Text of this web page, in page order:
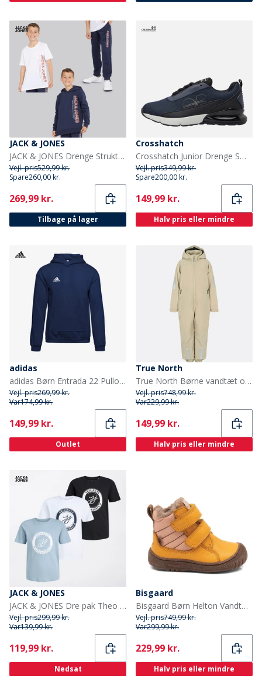
JACK & JONES
JACK & JONES Drenge Struktur Tre Pak Hættetrøje T-Shirt Og Joggingbukser Sæt Marineblå Blazer
Vejl. pris529,99 kr.
Spare260,00 kr.
Current
269,99 kr.
Tilbage på lager
Crosshatch
Crosshatch Junior Drenge Smitlay II sneakers Navy/Sort
Vejl. pris349,99 kr.
Spare200,00 kr.
Current
149,99 kr.
Halv pris eller mindre
adidas
adidas Børn Entrada 22 Pullover Hoodie Team Navy Blue
Vejl. pris269,99 kr.
Var174,99 kr.
Current
149,99 kr.
Outlet
True North
True North Børne vandtæt overall Oxford sne dragt sand
Vejl. pris748,99 kr.
Var229,99 kr.
Current
149,99 kr.
Halv pris eller mindre
JACK & JONES
JACK & JONES Dre pak Theo T-shirts til Drenge Multi
Vejl. pris299,99 kr.
Var139,99 kr.
Current
119,99 kr.
Nedsat
Bisgaard
Bisgaard Børn Helton Vandtætte Tex Støvler Gul
Vejl. pris749,99 kr.
Var299,99 kr.
Current
229,99 kr.
Halv pris eller mindre